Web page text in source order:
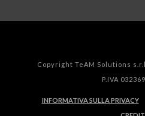
Copyright TeAM Solutions
P.IVA
INFORMATIVA SULLA PRIVACY